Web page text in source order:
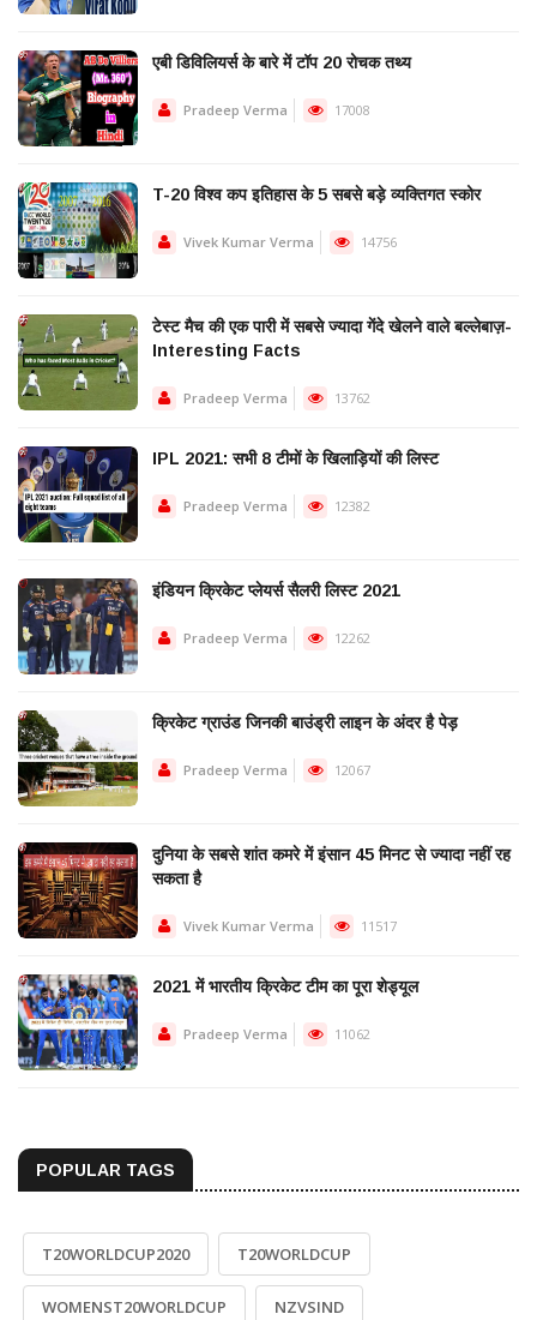
एबी डिविलियर्स के बारे में टॉप 20 रोचक तथ्य
Pradeep Verma 17008
T-20 विश्व कप इतिहास के 5 सबसे बड़े व्यक्तिगत स्कोर
Vivek Kumar Verma 14756
टेस्ट मैच की एक पारी में सबसे ज्यादा गेंदे खेलने वाले बल्लेबाज़-
Interesting Facts
Pradeep Verma 13762
IPL 2021: सभी 8 टीमों के खिलाड़ियों की लिस्ट
Pradeep Verma 12382
इंडियन क्रिकेट प्लेयर्स सैलरी लिस्ट 2021
Pradeep Verma 12262
क्रिकेट ग्राउंड जिनकी बाउंड्री लाइन के अंदर है पेड़
Pradeep Verma 12067
दुनिया के सबसे शांत कमरे में इंसान 45 मिनट से ज्यादा नहीं रह
सकता है
Vivek Kumar Verma 11517
2021 में भारतीय क्रिकेट टीम का पूरा शेड्यूल
Pradeep Verma 11062
POPULAR TAGS
T20WORLDCUP2020 T20WORLDCUP
WOMENST20WORLDCUP NZVSIND